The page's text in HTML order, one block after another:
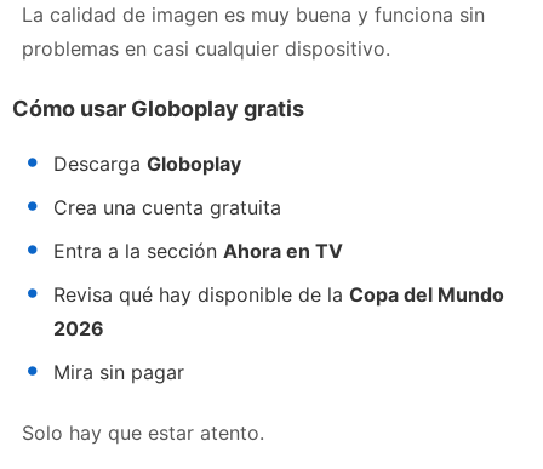
La calidad de imagen es muy buena y funciona sin
problemas en casi cualquier dispositivo.
Cómo usar Globoplay gratis
Descarga Globoplay
Crea una cuenta gratuita
Entra a la sección Ahora en TV
Revisa qué hay disponible de la Copa del Mundo
2026
Mira sin pagar
Solo hay que estar atento.